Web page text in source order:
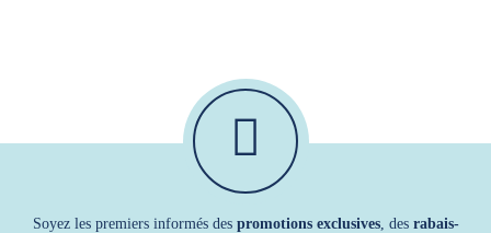
Soyez les premiers informés des promotions exclusives, des rabais-